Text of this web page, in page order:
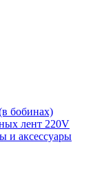
бобинах)
лент 220V
и аксессуары